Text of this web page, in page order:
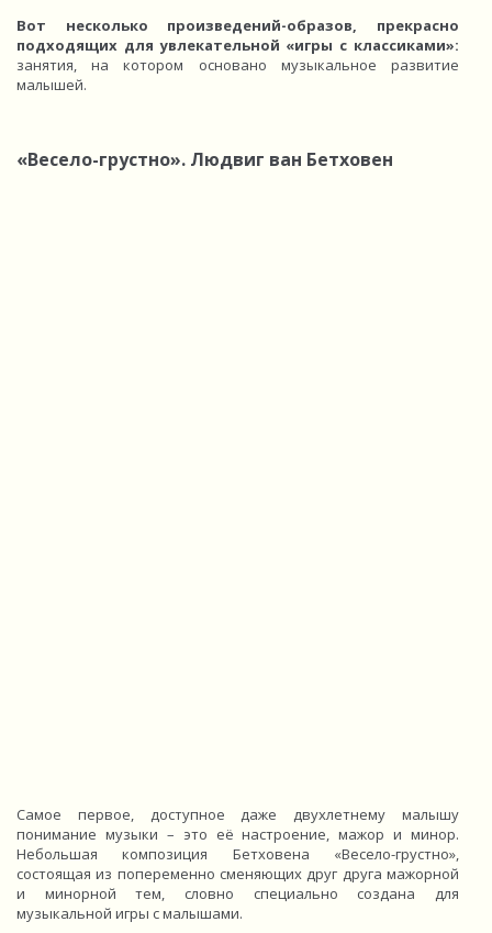
Вот несколько произведений-образов, прекрасно
подходящих для увлекательной «игры с классиками»:
занятия, на котором основано музыкальное развитие
малышей.
«Весело-грустно». Людвиг ван Бетховен
Самое первое, доступное даже двухлетнему малышу
понимание музыки – это её настроение, мажор и минор.
Небольшая композиция Бетховена «Весело-грустно»,
состоящая из попеременно сменяющих друг друга мажорной
и минорной тем, словно специально создана для
музыкальной игры с малышами.